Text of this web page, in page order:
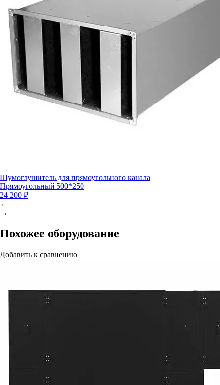
Шумоглушитель для прямоугольного канала
Прямоугольный 500*250
24 200 ₽
←
→
Похожее оборудование
Добавить к сравнению